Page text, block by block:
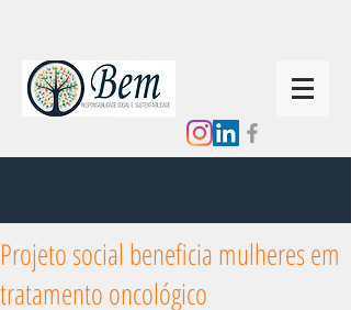
Projeto social beneficia mulheres em
tratamento oncológico